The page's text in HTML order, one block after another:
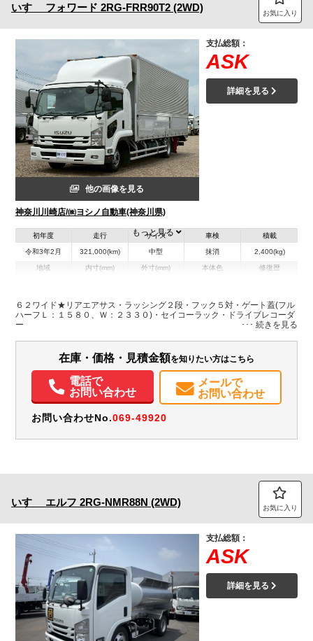
いすゞ フォワード 2RG-FRR90T2 (2WD) お気に入り
他の画像を見る
神奈川川崎店/㈱ヨシノ自動車(神奈川県)
支払総額：
ASK
詳細を見る
初年度
令和3年2月
走行
321,000(km)
サイズ
中型
車検
抹消
積載
2,400(kg)
地域 内寸(mm)
H:2,400
外寸(mm) 本体色 修復歴
パワステ
電動格納ミラー
ETC バックモニター メンテナンスノート（保証書）
もっと見る
６２ワイド★リアエアサス・ラッシング２段・フック５対・ゲート蓋(フル
ハーフＬ：１５８０、Ｗ：２３３０)・セイコーラック・ドライブレコーダ
ー
在庫・価格・見積金額を知りたい方はこちら
電話で
お問い合わせ
メールで
お問い合わせ
お問い合わせNo.069-49920
いすゞ エルフ 2RG-NMR88N (2WD) お気に入り
支払総額：
ASK
詳細を見る